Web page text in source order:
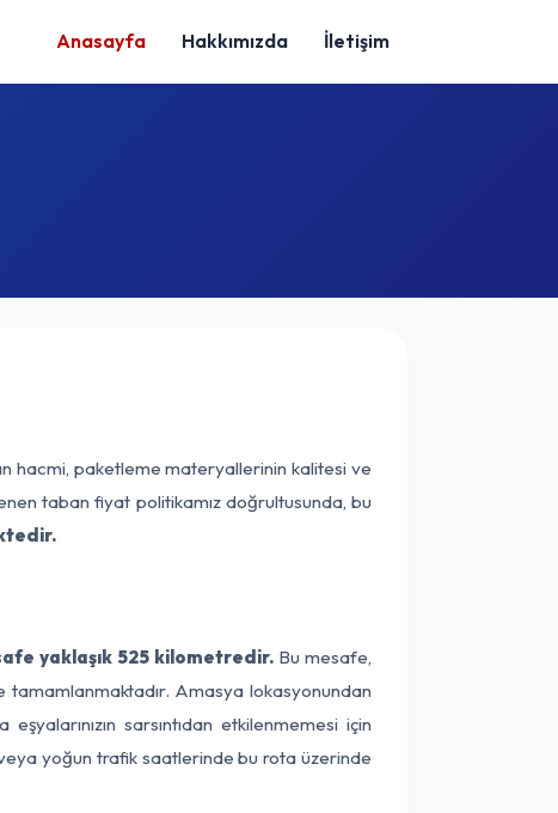
Anasayfa Hakkımızda İletişim
hacmi, paketleme materyallerinin kalitesi ve
taban fiyat politikamız doğrultusunda, bu
yaklaşık 525 kilometredir. Bu mesafe,
tamamlanmaktadır. Amasya lokasyonundan
sarsıntıdan etkilenmemesi için
yoğun trafik saatlerinde bu rota üzerinde